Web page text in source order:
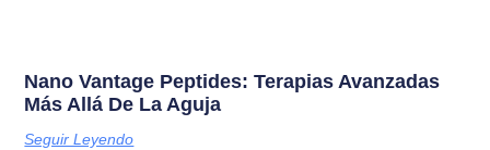
Nano Vantage Peptides: Terapias Avanzadas
Más Allá De La Aguja
Seguir Leyendo